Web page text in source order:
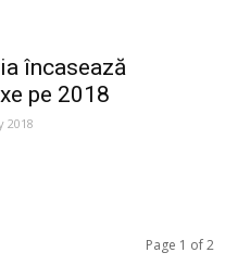
încasează
pe 2018
2018
Page 1 of 2